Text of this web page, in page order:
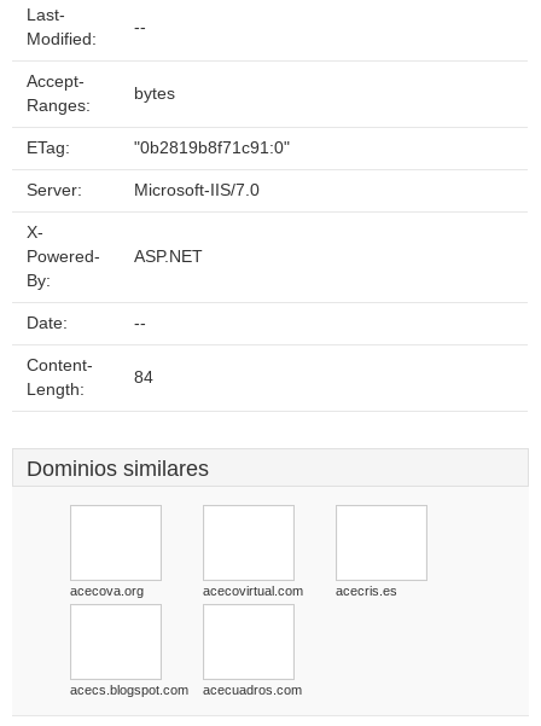
Last-
Modified:
--
Accept-
Ranges:
bytes
ETag: "0b2819b8f71c91:0"
Server: Microsoft-IIS/7.0
X-
Powered-
By:
ASP.NET
Date: --
Content-
Length:
84
Dominios similares
acecova.org acecovirtual.com acecris.es
acecs.blogspot.com acecuadros.com